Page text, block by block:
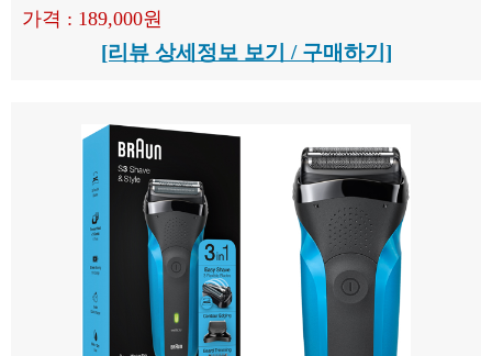
가격 : 189,000원
[리뷰 상세정보 보기 / 구매하기]